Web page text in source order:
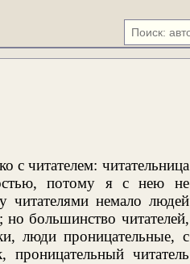
с читателем: читательница
потому я с нею не
читателями немало людей
большинство читателей,
люди проницательные, с
читатель